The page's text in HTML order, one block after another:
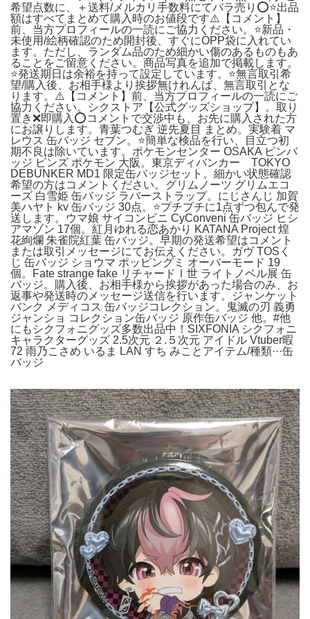
希望点数に、＋送料/メルカリ手数料にてバラ売り⭕️⭐️出品
額はすべてまとめて購入時のお値段です⚠️【コメント】
前、当方プロフィールの一読にご協力ください。⭐️新品・
未使用/絵柄確認のため開封後、すぐにOPP袋に入れてい
ます。ただし、ランダム品のため細かい傷のあるものもあ
ることをご留意ください。商品写真を追加で掲載します。
⭐️発送期日は余裕を持って設定しています。⭐️無言取引希
望/購入後、お相手様より挨拶無けれんば、無言取引とな
ります。⚠️【コメント】前、当方プロフィールの一読にご
協力ください。シクストア【公式グッズショップ】。取り
置き❌即購入⭕️コメントで交渉中も、お先に購入された方
にお譲りします。青葉つむぎ 逆先夏目 まとめ。実験着 マ
レウス 缶バッジ セブン。⭐️簡単な検品を行い、目立つ初
期不良は除いています。ポケモンセンター OSAKA ピンバ
ッジ ピンズ ポケモン 大阪。東京ディバンカー TOKYO
DEBUNKER MD1 限定缶バッジセット。細かい状態確認
希望の方はコメントください。グリムノーツ グリムエコ
ーズ 白雪姫 缶バッジ ラバーストラップ。にじさんじ 加賀
美ハヤト kv 缶バッジ 30点。⭐️プチプチに1点ずつ包んで発
送します。ウマ娘 サイコンビニ CyConveni 缶バッジ ヒシ
アマゾン 17個。紅月ゆれる恋あかり KATANA Project 煌
花絢爛 朱雀院紅葉 缶バッジ。早期の発送希望はコメント
または取引メッセージにてお伝えください。ガヴ TOSく
じ 缶バッジ ショウマ ポッピングミ オーバーモード 19
個。Fate strange fake リチャードⅠ世 ライトノベル展 缶
バッジ。購入後、お相手様から挨拶があった場合のみ、お
返事や発送時のメッセージ送信を行います。ジャンケット
バンク メディコス 缶バッジコレクション。鬼滅の刃 義勇
ジャンショ コレクション缶バッジ 原作缶バッジ 他。#他
にもシクフォニグッズ多数出品中！SIXFONIA シクフォニ
キャラクターグッズ 2.5次元 ２.５次元 アイドル Vtuber暇
72 雨乃こさめ いるま LAN すち みことアイテム/種類···缶
バッジ